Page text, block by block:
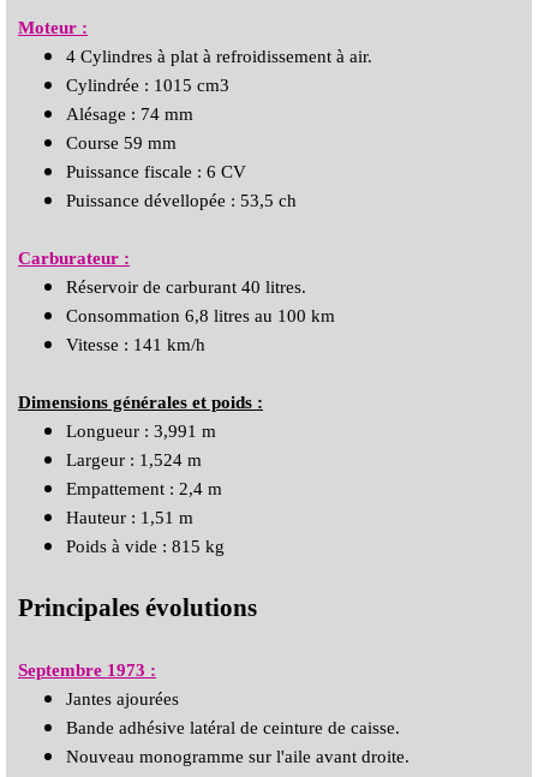
Moteur :
4 Cylindres à plat à refroidissement à air.
Cylindrée : 1015 cm3
Alésage : 74 mm
Course 59 mm
Puissance fiscale : 6 CV
Puissance dévellopée : 53,5 ch
Carburateur :
Réservoir de carburant 40 litres.
Consommation 6,8 litres au 100 km
Vitesse : 141 km/h
Dimensions générales et poids :
Longueur : 3,991 m
Largeur : 1,524 m
Empattement : 2,4 m
Hauteur : 1,51 m
Poids à vide : 815 kg
Principales évolutions
Septembre 1973 :
Jantes ajourées
Bande adhésive latéral de ceinture de caisse.
Nouveau monogramme sur l'aile avant droite.